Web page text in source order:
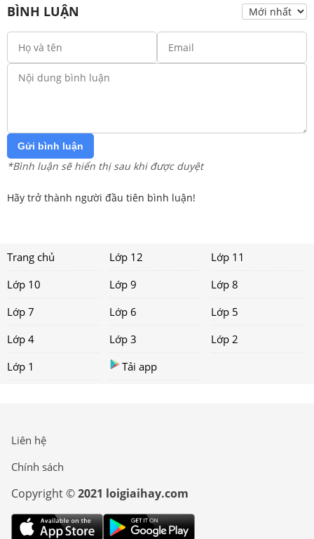
BÌNH LUẬN
Gửi bình luận
*Bình luận sẽ hiển thị sau khi được duyệt
Hãy trở thành người đầu tiên bình luận!
Trang chủ Lớp 12
Lớp 11
Lớp 10
Lớp 9
Lớp 8
Lớp 7
Lớp 6
Lớp 5
Lớp 4
Lớp 3
Lớp 2
Lớp 1
Tải app
Liên hệ
Chính sách
Copyright ©2021 loigiaihay.com